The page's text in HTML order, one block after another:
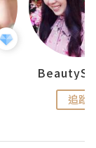
追蹤